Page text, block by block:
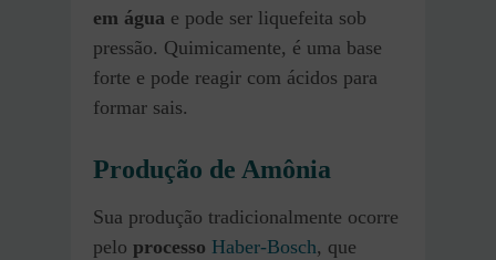
em água e pode ser liquefeita sob
pressão. Quimicamente, é uma base
forte e pode reagir com ácidos para
formar sais.
Produção de Amônia
Sua produção tradicionalmente ocorre
pelo processo Haber-Bosch, que